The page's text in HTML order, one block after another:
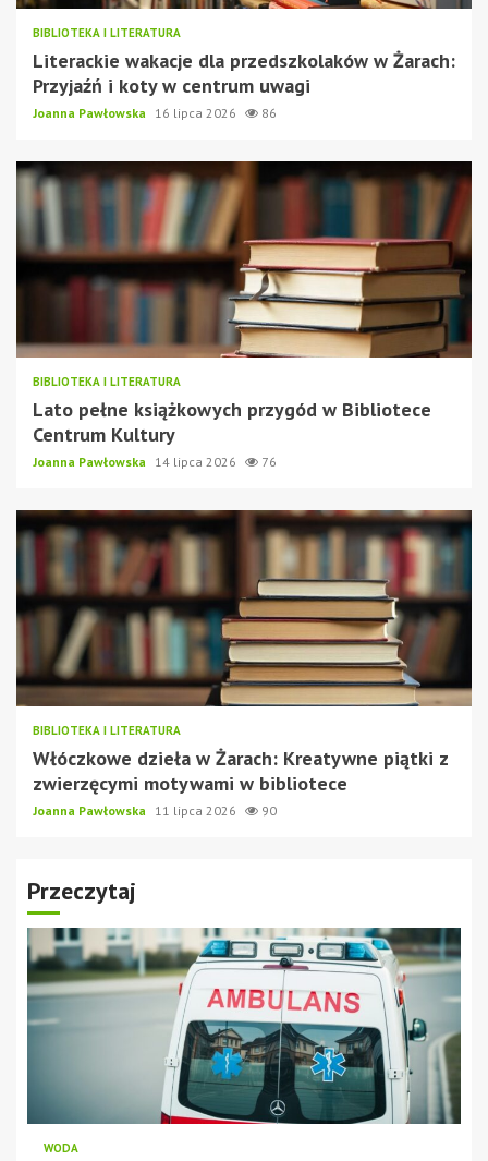
BIBLIOTEKA I LITERATURA
Literackie wakacje dla przedszkolaków w Żarach:
Przyjaźń i koty w centrum uwagi
Joanna Pawłowska 16 lipca 2026 86
BIBLIOTEKA I LITERATURA
Lato pełne książkowych przygód w Bibliotece
Centrum Kultury
Joanna Pawłowska 14 lipca 2026 76
BIBLIOTEKA I LITERATURA
Włóczkowe dzieła w Żarach: Kreatywne piątki z
zwierzęcymi motywami w bibliotece
Joanna Pawłowska 11 lipca 2026 90
Przeczytaj
WODA